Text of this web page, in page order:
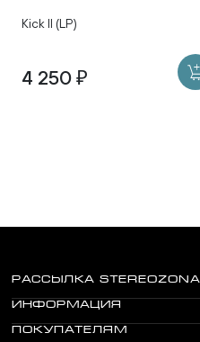
Kick II (LP)
4 250 ₽
РАССЫЛКА STEREOZONA
ИНФОРМАЦИЯ
ПОКУПАТЕЛЯМ